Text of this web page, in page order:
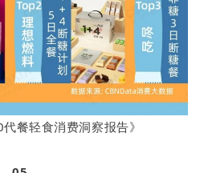
餐轻食消费洞察报告》